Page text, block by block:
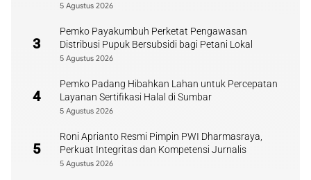
5 Agustus 2026
3
Pemko Payakumbuh Perketat Pengawasan
Distribusi Pupuk Bersubsidi bagi Petani Lokal
5 Agustus 2026
4
Pemko Padang Hibahkan Lahan untuk Percepatan
Layanan Sertifikasi Halal di Sumbar
5 Agustus 2026
5
Roni Aprianto Resmi Pimpin PWI Dharmasraya,
Perkuat Integritas dan Kompetensi Jurnalis
5 Agustus 2026